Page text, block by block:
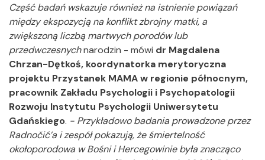
Część badań wskazuje również na istnienie powiązań
między ekspozycją na konflikt zbrojny matki, a
zwiększoną liczbą martwych porodów lub
przedwczesnychnarodzin - mówi dr Magdalena
Chrzan-Dętkoś, koordynatorka merytoryczna
projektu Przystanek MAMA w regionie północnym,
pracownik Zakładu Psychologii i Psychopatologii
Rozwoju Instytutu Psychologii Uniwersytetu
Gdańskiego. - Przykładowo badania prowadzone przez
Radnočić’a i zespół pokazują, że śmiertelność
okołoporodowa w Bośni i Hercegowinie była znacząco